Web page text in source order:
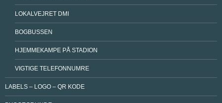
LOKALVEJRET DMI
BOGBUSSEN
HJEMMEKAMPE PÅ STADION
VIGTIGE TELEFONNUMRE
LABELS – LOGO – QR KODE